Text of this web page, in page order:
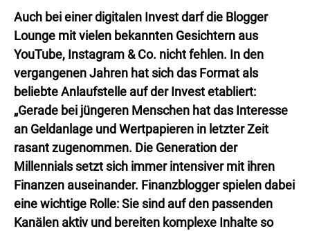
Auch bei einer digitalen Invest darf die Blogger
Lounge mit vielen bekannten Gesichtern aus
YouTube, Instagram & Co. nicht fehlen. In den
vergangenen Jahren hat sich das Format als
beliebte Anlaufstelle auf der Invest etabliert:
„Gerade bei jüngeren Menschen hat das Interesse
an Geldanlage und Wertpapieren in letzter Zeit
rasant zugenommen. Die Generation der
Millennials setzt sich immer intensiver mit ihren
Finanzen auseinander. Finanzblogger spielen dabei
eine wichtige Rolle: Sie sind auf den passenden
Kanälen aktiv und bereiten komplexe Inhalte so